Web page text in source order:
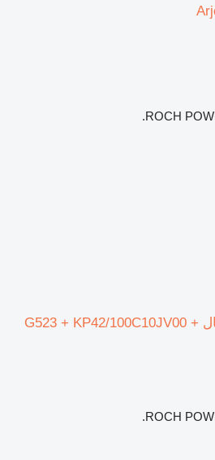
ROCH
مضخة هيدروليكية راين ستال G523 + KP42/100C10JV00 +
ROCH